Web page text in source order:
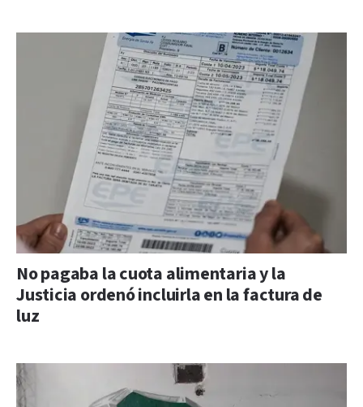
No pagaba la cuota alimentaria y la
Justicia ordenó incluirla en la factura de
luz